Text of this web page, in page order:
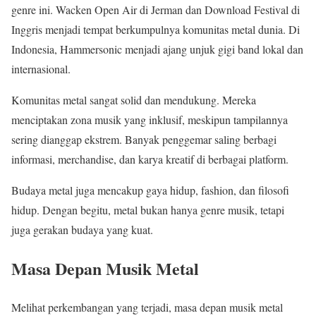
genre ini. Wacken Open Air di Jerman dan Download Festival di
Inggris menjadi tempat berkumpulnya komunitas metal dunia. Di
Indonesia, Hammersonic menjadi ajang unjuk gigi band lokal dan
internasional.
Komunitas metal sangat solid dan mendukung. Mereka
menciptakan zona musik yang inklusif, meskipun tampilannya
sering dianggap ekstrem. Banyak penggemar saling berbagi
informasi, merchandise, dan karya kreatif di berbagai platform.
Budaya metal juga mencakup gaya hidup, fashion, dan filosofi
hidup. Dengan begitu, metal bukan hanya genre musik, tetapi
juga gerakan budaya yang kuat.
Masa Depan Musik Metal
Melihat perkembangan yang terjadi, masa depan musik metal